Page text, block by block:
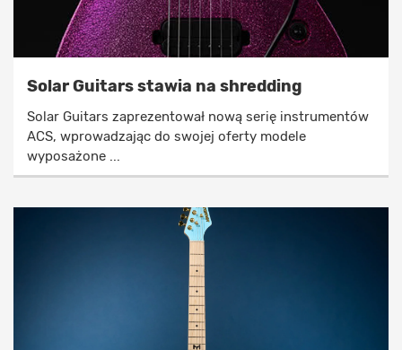
Solar Guitars stawia na shredding
Solar Guitars zaprezentował nową serię instrumentów
ACS, wprowadzając do swojej oferty modele
wyposażone ...